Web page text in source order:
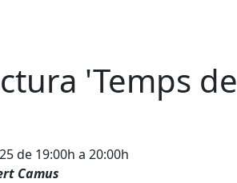
'Temps de
de 19:00h a 20:00h
Camus